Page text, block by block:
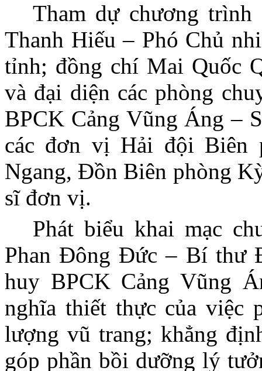
Tham dự chương
Thanh Hiếu – Phó Chủ
tỉnh; đồng chí Mai Quốc
và đại diện các phòng
BPCK Cảng Vũng Áng –
các đơn vị Hải đội Biên
Ngang, Đồn Biên phòng
sĩ đơn vị.
Phát biểu khai mạc
Phan Đông Đức – Bí thư
huy BPCK Cảng Vũng
nghĩa thiết thực của việc
lượng vũ trang; khẳng
góp phần bồi dưỡng lý